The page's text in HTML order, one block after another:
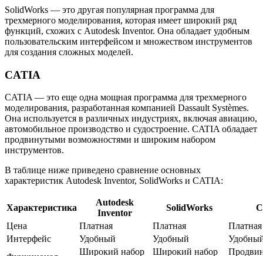
SolidWorks — это другая популярная программа для
трехмерного моделирования, которая имеет широкий ряд
функций, схожих с Autodesk Inventor. Она обладает удобным
пользовательским интерфейсом и множеством инструментов
для создания сложных моделей.
CATIA
CATIA — это еще одна мощная программа для трехмерного
моделирования, разработанная компанией Dassault Systèmes.
Она используется в различных индустриях, включая авиацию,
автомобильное производство и судостроение. CATIA обладает
продвинутыми возможностями и широким набором
инструментов.
В таблице ниже приведено сравнение основных
характеристик Autodesk Inventor, SolidWorks и CATIA:
Характеристика
Autodesk
Inventor
SolidWorks
Цена
Платная Платная
Платная
Интерфейс
Удобный Удобный
Широкий набор
Широкий набор